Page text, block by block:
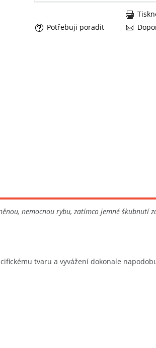
Potřebuji poradit
nemocnou rybu, zatímco jemné škubnutí
tvaru a vyvážení dokonale